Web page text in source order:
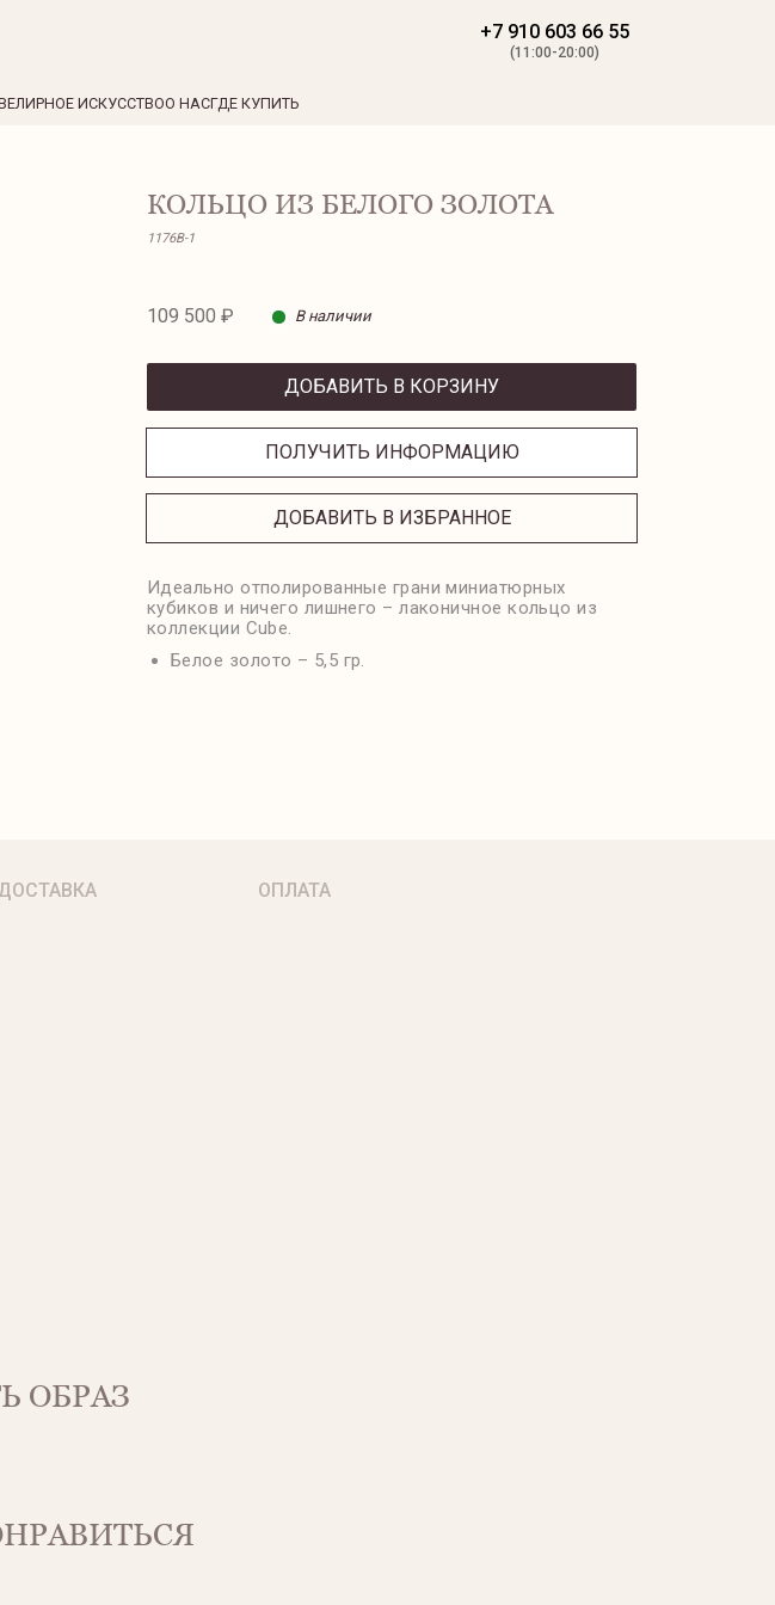
+7 910 603 66 55
(11:00-20:00)
ИСКУССТВОО НАСГДЕ КУПИТЬ
КОЛЬЦО ИЗ БЕЛОГО ЗОЛОТА
1176B-1
109 500 ₽ В наличии
ДОБАВИТЬ В КОРЗИНУ
ПОЛУЧИТЬ ИНФОРМАЦИЮ
ДОБАВИТЬ В ИЗБРАННОЕ
Идеально отполированные грани миниатюрных
кубиков и ничего лишнего – лаконичное кольцо из
коллекции Cube.
Белое золото – 5,5 гр.
ОПЛАТА
ОБРАЗ